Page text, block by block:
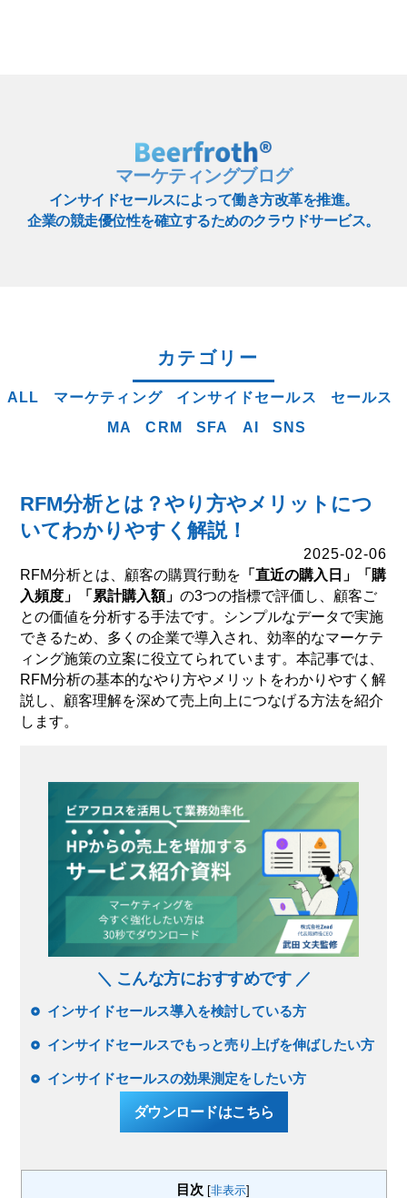
マーケティングブログ
インサイドセールスによって働き方改革を推進。
企業の競走優位性を確立するためのクラウドサービス。
カテゴリー
ALL マーケティング インサイドセールス
セールス
MA
CRM SFA AI SNS
RFM分析とは？やり方やメリットにつ
いてわかりやすく解説！
2025-02-06
RFM分析とは、顧客の購買行動を 「直近の購入日」「購
入頻度」「累計購入額」の3つの指標で評価し、顧客ご
との価値を分析する手法です。シンプルなデータで実施
できるため、多くの企業で導入され、効率的なマーケテ
ィング施策の立案に役立てられています。本記事では、
RFM分析の基本的なやり方やメリットをわかりやすく解
説し、顧客理解を深めて売上向上につなげる方法を紹介
します。
＼ こんな方におすすめです ／
インサイドセールス導入を検討している方
インサイドセールスでもっと売り上げを伸ばしたい方
インサイドセールスの効果測定をしたい方
ダウンロードはこちら
目次 [非表示]